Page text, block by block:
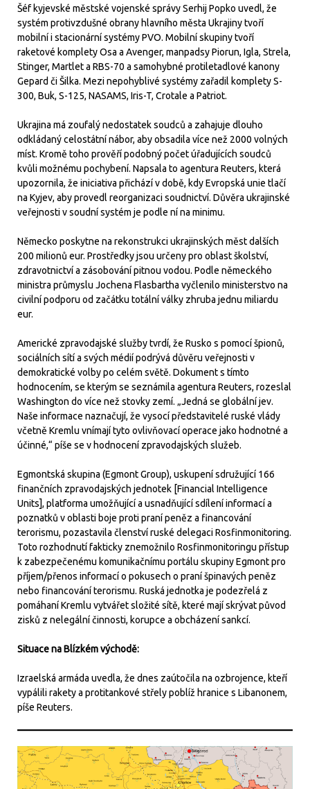
Šéf kyjevské městské vojenské správy Serhij Popko uvedl, že
systém protivzdušné obrany hlavního města Ukrajiny tvoří
mobilní i stacionární systémy PVO. Mobilní skupiny tvoří
raketové komplety Osa a Avenger, manpadsy Piorun, Igla, Strela,
Stinger, Martlet a RBS-70 a samohybné protiletadlové kanony
Gepard či Šilka. Mezi nepohyblivé systémy zařadil komplety S-
300, Buk, S-125, NASAMS, Iris-T, Crotale a Patriot.
Ukrajina má zoufalý nedostatek soudců a zahajuje dlouho
odkládaný celostátní nábor, aby obsadila více než 2000 volných
míst. Kromě toho prověří podobný počet úřadujících soudců
kvůli možnému pochybení. Napsala to agentura Reuters, která
upozornila, že iniciativa přichází v době, kdy Evropská unie tlačí
na Kyjev, aby provedl reorganizaci soudnictví. Důvěra ukrajinské
veřejnosti v soudní systém je podle ní na minimu.
Německo poskytne na rekonstrukci ukrajinských měst dalších
200 milionů eur. Prostředky jsou určeny pro oblast školství,
zdravotnictví a zásobování pitnou vodou. Podle německého
ministra průmyslu Jochena Flasbartha vyčlenilo ministerstvo na
civilní podporu od začátku totální války zhruba jednu miliardu
eur.
Americké zpravodajské služby tvrdí, že Rusko s pomocí špionů,
sociálních sítí a svých médií podrývá důvěru veřejnosti v
demokratické volby po celém světě. Dokument s tímto
hodnocením, se kterým se seznámila agentura Reuters, rozeslal
Washington do více než stovky zemí. „Jedná se globální jev.
Naše informace naznačují, že vysocí představitelé ruské vlády
včetně Kremlu vnímají tyto ovlivňovací operace jako hodnotné a
účinné,“ píše se v hodnocení zpravodajských služeb.
Egmontská skupina (Egmont Group), uskupení sdružující 166
finančních zpravodajských jednotek [Financial Intelligence
Units], platforma umožňující a usnadňující sdílení informací a
poznatků v oblasti boje proti praní peněz a financování
terorismu, pozastavila členství ruské delegaci Rosfinmonitoring.
Toto rozhodnutí fakticky znemožnilo Rosfinmonitoringu přístup
k zabezpečenému komunikačnímu portálu skupiny Egmont pro
příjem/přenos informací o pokusech o praní špinavých peněz
nebo financování terorismu. Ruská jednotka je podezřelá z
pomáhaní Kremlu vytvářet složité sítě, které mají skrývat původ
zisků z nelegální činnosti, korupce a obcházení sankcí.
Situace na Blízkém východě:
Izraelská armáda uvedla, že dnes zaútočila na ozbrojence, kteří
vypálili rakety a protitankové střely poblíž hranice s Libanonem,
píše Reuters.